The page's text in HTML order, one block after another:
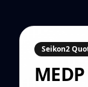
Seikon2
MEDP